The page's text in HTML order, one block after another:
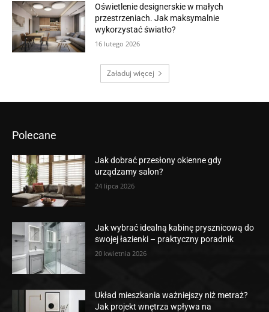
Oświetlenie designerskie w małych
przestrzeniach. Jak maksymalnie
wykorzystać światło?
16 lutego 2026
Załaduj więcej
Polecane
Jak dobrać przesłony okienne gdy
urządzamy salon?
24 lipca 2026
Jak wybrać idealną kabinę prysznicową do
swojej łazienki – praktyczny poradnik
20 kwietnia 2026
Układ mieszkania ważniejszy niż metraż?
Jak projekt wnętrza wpływa na